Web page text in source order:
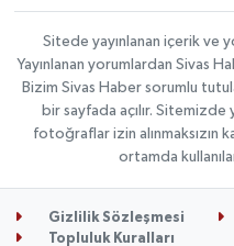
Sitede yayınlanan içerik ve
Yayınlanan yorumlardan Sivas
Bizim Sivas Haber sorumlu
bir sayfada açılır. Sitemizde
fotoğraflar izin alınmaksızın
ortamda
Gizlilik Sözleşmesi
Topluluk Kuralları